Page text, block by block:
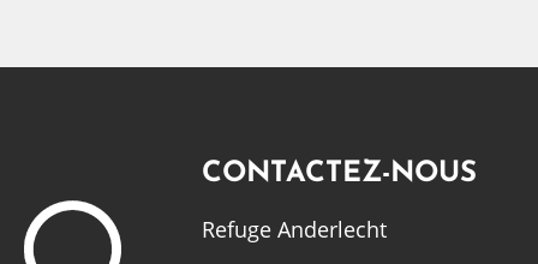
CONTACTEZ-NOUS
Refuge Anderlecht